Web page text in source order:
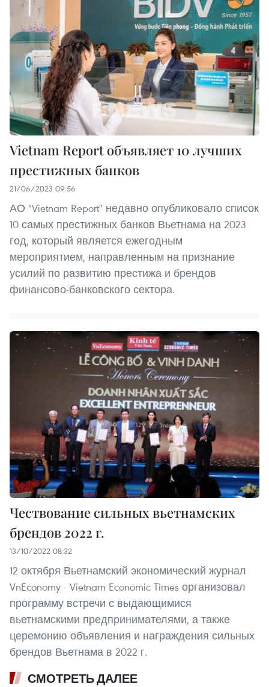
Vietnam Report объявляет 10 лучших
престижных банков
21/06/2023 09:56
АО "Vietnam Report" недавно опубликовало список
10 самых престижных банков Вьетнама на 2023
год, который является ежегодным
мероприятием, направленным на признание
усилий по развитию престижа и брендов
финансово-банковского сектора.
Чествование сильных вьетнамских
брендов 2022 г.
13/10/2022 08:32
12 октября Вьетнамский экономический журнал
VnEconomy - Vietnam Economic Times организовал
программу встречи с выдающимися
вьетнамскими предпринимателями, а также
церемонию объявления и награждения сильных
брендов Вьетнама в 2022 г.
СМОТРЕТЬ ДАЛЕЕ